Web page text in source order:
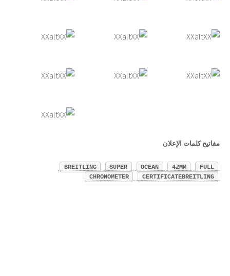
مفاتيح كلمات الإعلان
BREITLING SUPER OCEAN 42MM
FULL
CHRONOMETER
CERTIFICATEBREITLING